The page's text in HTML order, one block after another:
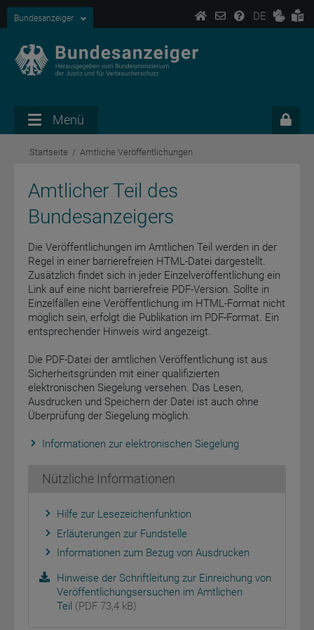
Bundesanzeiger DE
Menü
Startseite Amtliche Veröffentlichungen
Amtlicher Teil des
Bundesanzeigers
Die Veröffentlichungen im Amtlichen Teil werden in der
Regel in einer barrierefreien HTML-Datei dargestellt.
Zusätzlich findet sich in jeder Einzelveröffentlichung ein
Link auf eine nicht barrierefreie PDF-Version. Sollte in
Einzelfällen eine Veröffentlichung im HTML-Format nicht
möglich sein, erfolgt die Publikation im PDF-Format. Ein
entsprechender Hinweis wird angezeigt.
Die PDF-Datei der amtlichen Veröffentlichung ist aus
Sicherheitsgründen mit einer qualifizierten
elektronischen Siegelung versehen. Das Lesen,
Ausdrucken und Speichern der Datei ist auch ohne
Überprüfung der Siegelung möglich.
Informationen zur elektronischen Siegelung
Nützliche Informationen
Hilfe zur Lesezeichenfunktion
Erläuterungen zur Fundstelle
Informationen zum Bezug von Ausdrucken
Hinweise der Schriftleitung zur Einreichung von
Veröffentlichungsersuchen im Amtlichen
Teil (PDF 73,4 kB)